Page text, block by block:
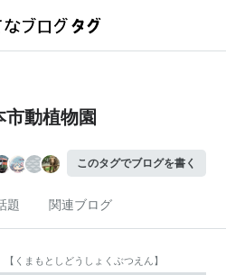
市動植物園
このタグでブログを書く
題 関連ブログ
【 くまもとしどうしょくぶつえん】